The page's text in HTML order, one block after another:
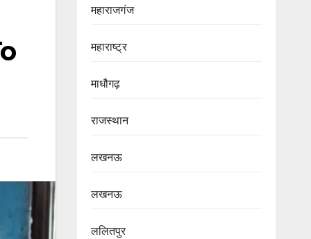
महाराजगंज
महाराष्ट्र
माधौगढ़
राजस्थान
लखनऊ
लखनऊ
ललितपुर